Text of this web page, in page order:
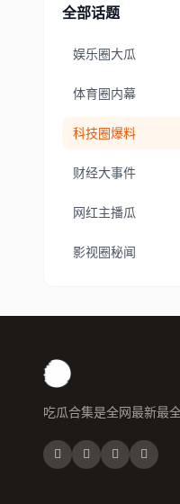
全部话题
娱乐圈大瓜
体育圈内幕
科技圈爆料
财经大事件
网红主播瓜
影视圈秘闻
吃瓜合集是全网最新最